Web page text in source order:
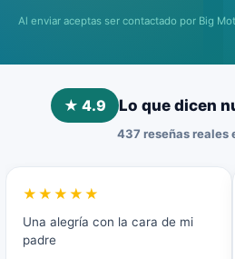
Al enviar aceptas ser contactado por Big
★ 4.9 Lo que dicen
437 reseñas reales
★★★★★
Una alegría con la cara de mi
padre